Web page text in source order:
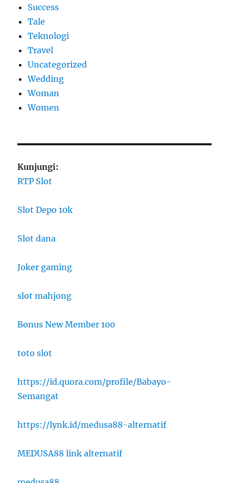
Success
Tale
Teknologi
Travel
Uncategorized
Wedding
Woman
Women
Kunjungi:
RTP Slot
Slot Depo 10k
Slot dana
Joker gaming
slot mahjong
Bonus New Member 100
toto slot
https://id.quora.com/profile/Babayo-
Semangat
https://lynk.id/medusa88-alternatif
MEDUSA88 link alternatif